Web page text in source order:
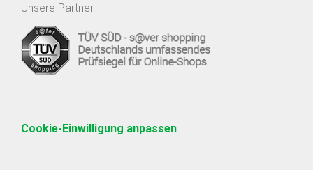
Unsere Partner
Cookie-Einwilligung anpassen